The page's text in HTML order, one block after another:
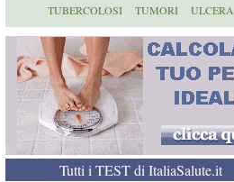
TUBERCOLOSI
TUMORI ULCERA
Tutti i TEST di ItaliaSalute.it